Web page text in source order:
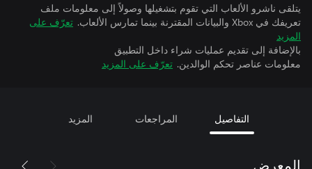
يتلقى ناشرو الألعاب التي تقوم بتشغيلها وصولاً إلى معلومات ملف
تعريفك في Xbox والبيانات المقترنة بينما تمارس الألعاب.
تعرّف على
المزيد
بالإضافة إلى تقديم عمليات شراء داخل التطبيق
معلومات عناصر تحكم الوالدين. تعرّف على المزيد
التفاصيل المراجعات المزيد
المعرض